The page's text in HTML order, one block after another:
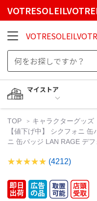
マイストア
TOP キャラクターグッズ
【値下げ中】 シクフォニ
ニ 缶バッジ LAN RAGE デ
(4212)